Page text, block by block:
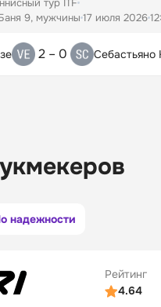
тур ITF
9, мужчины 17 июля 2026
2 – 0 Себастьяно
надежности
Рейтинг
4.64